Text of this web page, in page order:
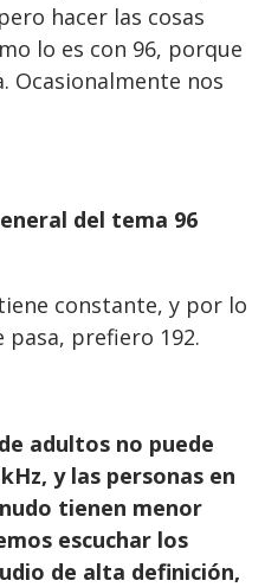
hacer las cosas
lo es con 96, porque
Ocasionalmente nos
del tema 96
constante, y por lo
pasa, prefiero 192.
adultos no puede
y las personas en
tienen menor
escuchar los
de alta definición,